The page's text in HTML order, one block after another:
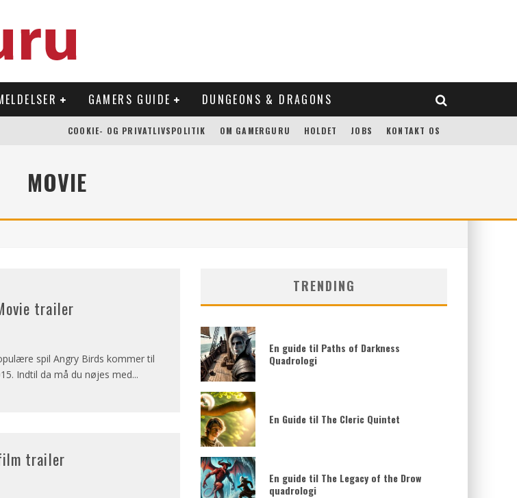
GAMERS GUIDE DUNGEONS & DRAGONS
COOKIE- OG PRIVATLIVSPOLITIK OM GAMERGURU HOLDET JOBS KONTAKT OS
MOVIE
trailer
spil Angry Birds kommer til
Indtil da må du nøjes med...
trailer
TRENDING
En guide til Paths of Darkness
Quadrologi
En Guide til The Cleric Quintet
En guide til The Legacy of the Drow
quadrologi